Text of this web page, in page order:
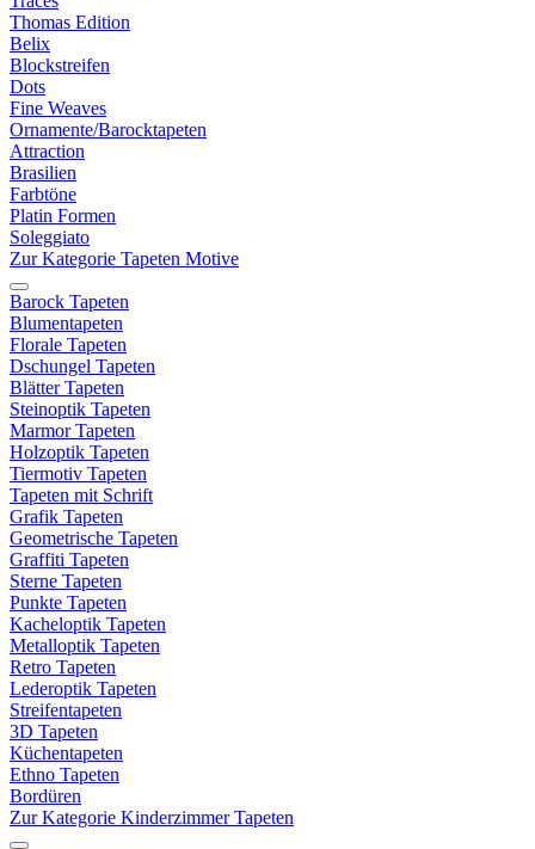
Thomas Edition
Belix
Blockstreifen
Dots
Fine Weaves
Ornamente/Barocktapeten
Attraction
Brasilien
Farbtöne
Platin Formen
Soleggiato
Zur Kategorie Tapeten Motive
Barock Tapeten
Blumentapeten
Florale Tapeten
Dschungel Tapeten
Blätter Tapeten
Steinoptik Tapeten
Marmor Tapeten
Holzoptik Tapeten
Tiermotiv Tapeten
Tapeten mit Schrift
Grafik Tapeten
Geometrische Tapeten
Graffiti Tapeten
Sterne Tapeten
Punkte Tapeten
Kacheloptik Tapeten
Metalloptik Tapeten
Retro Tapeten
Lederoptik Tapeten
Streifentapeten
3D Tapeten
Küchentapeten
Ethno Tapeten
Bordüren
Zur Kategorie Kinderzimmer Tapeten